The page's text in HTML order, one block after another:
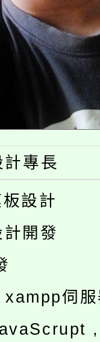
計專長
設計
開發
伺